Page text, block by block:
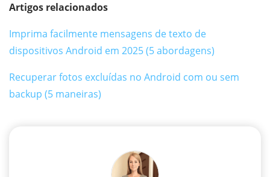
Artigos relacionados
Imprima facilmente mensagens de texto de
dispositivos Android em 2025 (5 abordagens)
Recuperar fotos excluídas no Android com ou sem
backup (5 maneiras)